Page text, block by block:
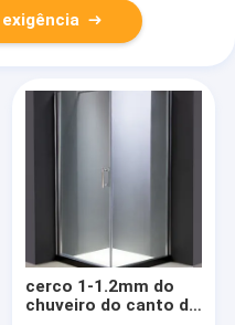
exigência
cerco 1-1.2mm do
chuveiro do canto de